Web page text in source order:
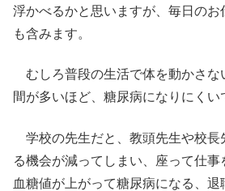
浮かべるかと思いますが、毎日のお
も含みます。
むしろ普段の生活で体を動かさな
間が多いほど、糖尿病になりにくい
学校の先生だと、教頭先生や校長
る機会が減ってしまい、座って仕事
血糖値が上がって糖尿病になる、